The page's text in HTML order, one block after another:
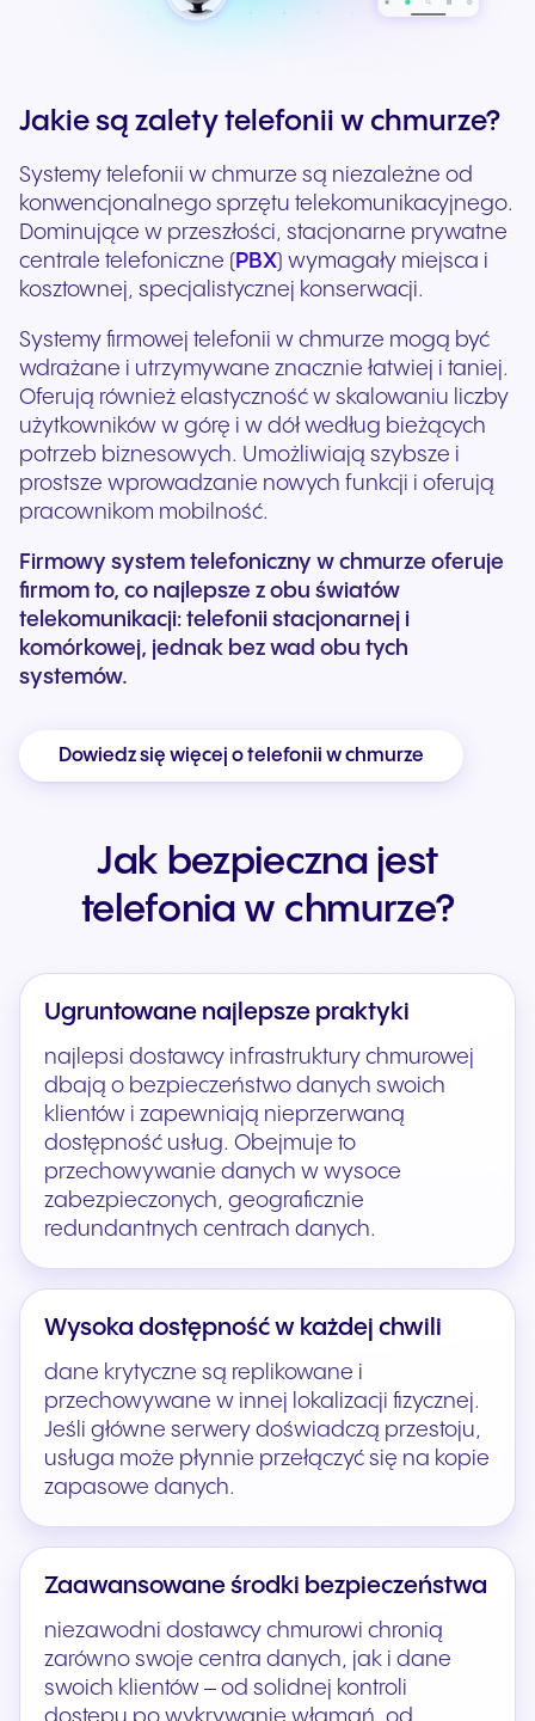
Jakie są zalety telefonii w chmurze?
Systemy telefonii w chmurze są niezależne od
konwencjonalnego sprzętu telekomunikacyjnego.
Dominujące w przeszłości, stacjonarne prywatne
centrale telefoniczne (PBX) wymagały miejsca i
kosztownej, specjalistycznej konserwacji.
Systemy firmowej telefonii w chmurze mogą być
wdrażane i utrzymywane znacznie łatwiej i taniej.
Oferują również elastyczność w skalowaniu liczby
użytkowników w górę i w dół według bieżących
potrzeb biznesowych. Umożliwiają szybsze i
prostsze wprowadzanie nowych funkcji i oferują
pracownikom mobilność.
Firmowy system telefoniczny w chmurze oferuje
firmom to, co najlepsze z obu światów
telekomunikacji: telefonii stacjonarnej i
komórkowej, jednak bez wad obu tych
systemów.
Dowiedz się więcej o telefonii w chmurze
Jak bezpieczna jest
telefonia w chmurze?
Ugruntowane najlepsze praktyki
najlepsi dostawcy infrastruktury chmurowej
dbają o bezpieczeństwo danych swoich
klientów i zapewniają nieprzerwaną
dostępność usług. Obejmuje to
przechowywanie danych w wysoce
zabezpieczonych, geograficznie
redundantnych centrach danych.
Wysoka dostępność w każdej chwili
dane krytyczne są replikowane i
przechowywane w innej lokalizacji fizycznej.
Jeśli główne serwery doświadczą przestoju,
usługa może płynnie przełączyć się na kopie
zapasowe danych.
Zaawansowane środki bezpieczeństwa
niezawodni dostawcy chmurowi chronią
zarówno swoje centra danych, jak i dane
swoich klientów – od solidnej kontroli